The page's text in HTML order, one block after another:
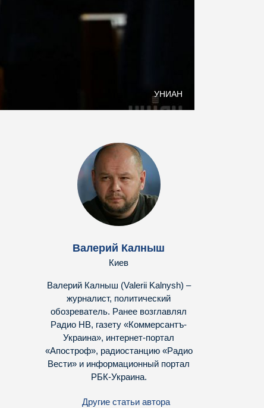
УНИАН
Валерий Калныш
Киев
Валерий Калныш (Valerii Kalnysh) –
журналист, политический
обозреватель. Ранее возглавлял
Радио НВ, газету «Коммерсантъ-
Украина», интернет-портал
«Апостроф», радиостанцию «Радио
Вести» и информационный портал
РБК-Украина.
Другие статьи автора